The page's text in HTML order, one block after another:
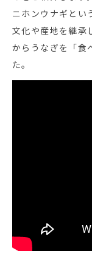
ニホンウナギとい
文化や産地を継承
からうなぎを「食
た。